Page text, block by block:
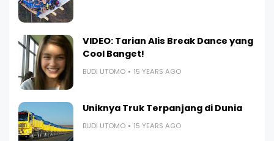
VIDEO: Tarian Alis Break Dance yang
Cool Banget!
BUDI UTOMO 15 YEARS AGO
Uniknya Truk Terpanjang di Dunia
BUDI UTOMO 15 YEARS AGO